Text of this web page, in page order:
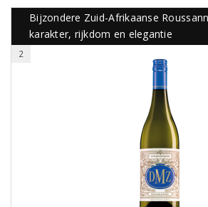
Bijzondere Zuid-Afrikaanse
karakter, rijkdom en elegantie
2